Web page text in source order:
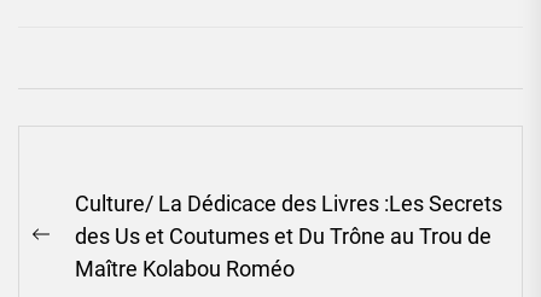
de
l’article
Previous
post:
Culture/ La Dédicace des Livres :Les Secrets
des Us et Coutumes et Du Trône au Trou de
Maître Kolabou Roméo